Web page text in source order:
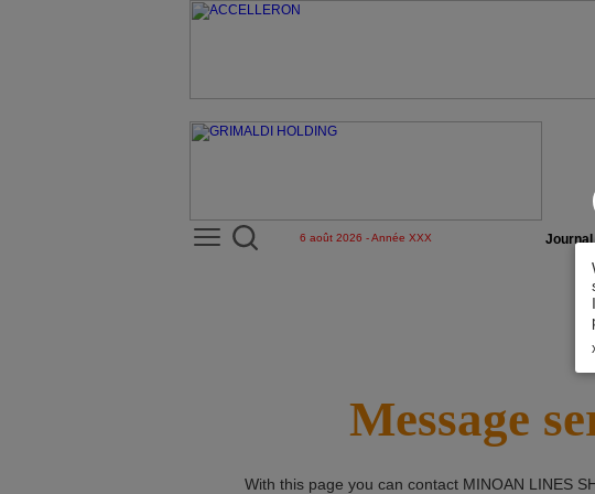
6 août 2026 - Année XXX Journal
Message
With this page you can contact MINOAN LINES